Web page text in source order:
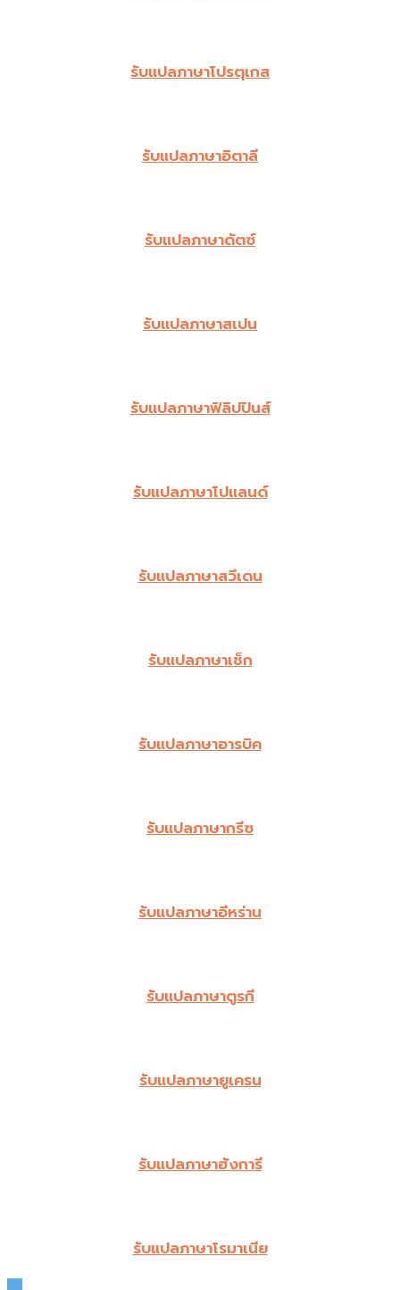
รับแปลภาษาโปรตุเกส
รับแปลภาษาอิตาลี
รับแปลภาษาดัตซ์
รับแปลภาษาสเปน
รับแปลภาษาฟิลิปปินส์
รับแปลภาษาโปแลนด์
รับแปลภาษาสวีเดน
รับแปลภาษาเช็ก
รับแปลภาษาอารบิค
รับแปลภาษากรีซ
รับแปลภาษาอีหร่าน
รับแปลภาษาตูรกี
รับแปลภาษายูเครน
รับแปลภาษาฮังการี
รับแปลภาษาโรมาเนีย